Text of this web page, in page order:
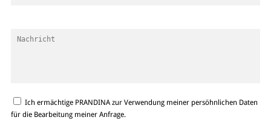
Ich ermächtige PRANDINA zur Verwendung meiner persöhnlichen Daten
für die Bearbeitung meiner Anfrage.